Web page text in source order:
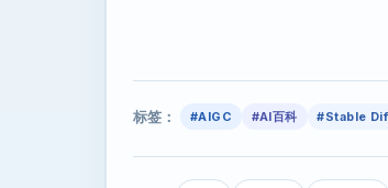
标签： #AIGC #AI百科 #Stable